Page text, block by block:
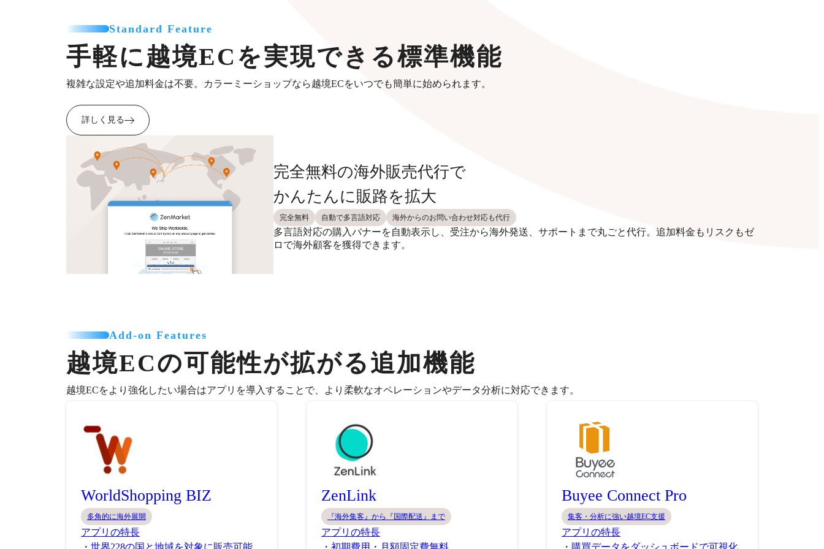
Standard Feature
手軽に越境ECを実現できる標準機能
複雑な設定や追加料金は不要。カラーミーショップなら越境ECをいつでも簡単に始められます。
詳しく見る
完全無料の海外販売代行で
かんたんに販路を拡大
完全無料 自動で多言語対応 海外からのお問い合わせ対応も代行
多言語対応の購入バナーを自動表示し、受注から海外発送、サポートまで丸ごと代行。追加料金もリスクもゼ
ロで海外顧客を獲得できます。
Add-on Features
越境ECの可能性が拡がる追加機能
越境ECをより強化したい場合はアプリを導入することで、より柔軟なオペレーションやデータ分析に対応できます。
WorldShopping BIZ
多角的に海外展開
アプリの特長
・世界228の国と地域を対象に販売可能
ZenLink
『海外集客』から『国際配送』まで
アプリの特長
・初期費用・月額固定費無料
Buyee Connect Pro
集客・分析に強い越境EC支援
アプリの特長
・購買データをダッシュボードで可視化